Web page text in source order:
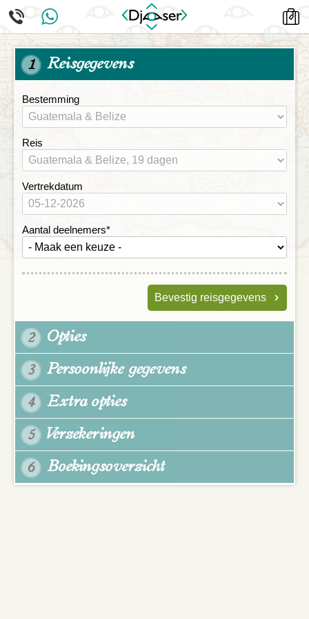
1 Reisgegevens
Bestemming
Reis
Vertrekdatum
Aantal deelnemers*
Bevestig reisgegevens
2 Opties
3 Persoonlijke gegevens
4 Extra opties
5 Verzekeringen
6 Boekingsoverzicht